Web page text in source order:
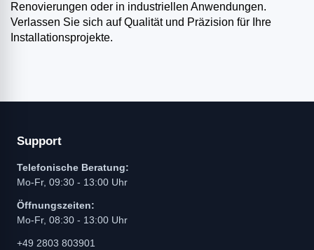
Renovierungen oder in industriellen Anwendungen.
Verlassen Sie sich auf Qualität und Präzision für Ihre
Installationsprojekte.​
Support
Telefonische Beratung:
Mo-Fr, 09:30 - 13:00 Uhr
Öffnungszeiten:
Mo-Fr, 08:30 - 13:00 Uhr
+49 2803 803901